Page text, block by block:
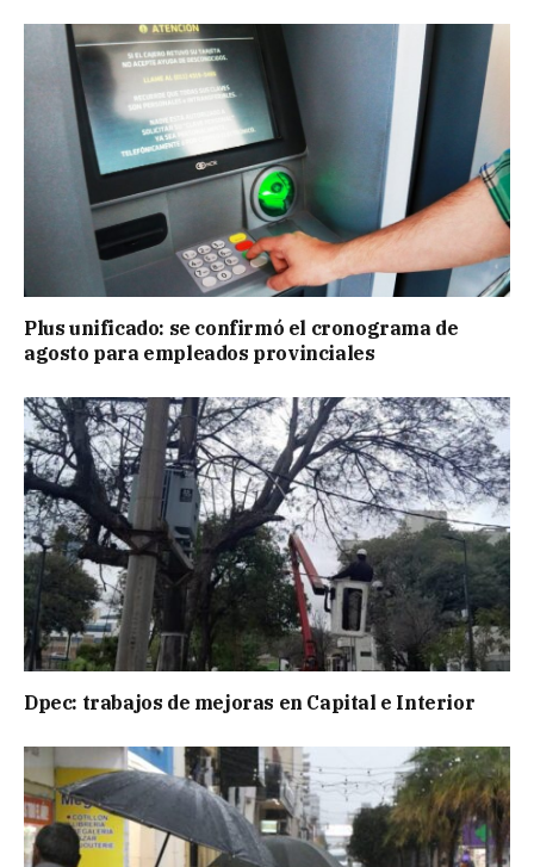
Plus unificado: se confirmó el cronograma de
agosto para empleados provinciales
Dpec: trabajos de mejoras en Capital e Interior